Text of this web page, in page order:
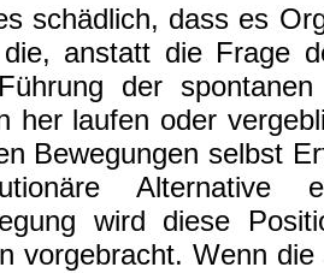
schädlich, dass es
anstatt die Frage
der
her laufen oder
Bewegungen selbst
Alternative
wird diese
vorgebracht. Wenn